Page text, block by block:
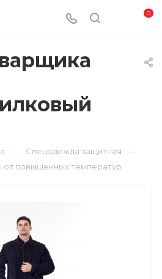
0
— Спецодежда защитная —
повышенных температур